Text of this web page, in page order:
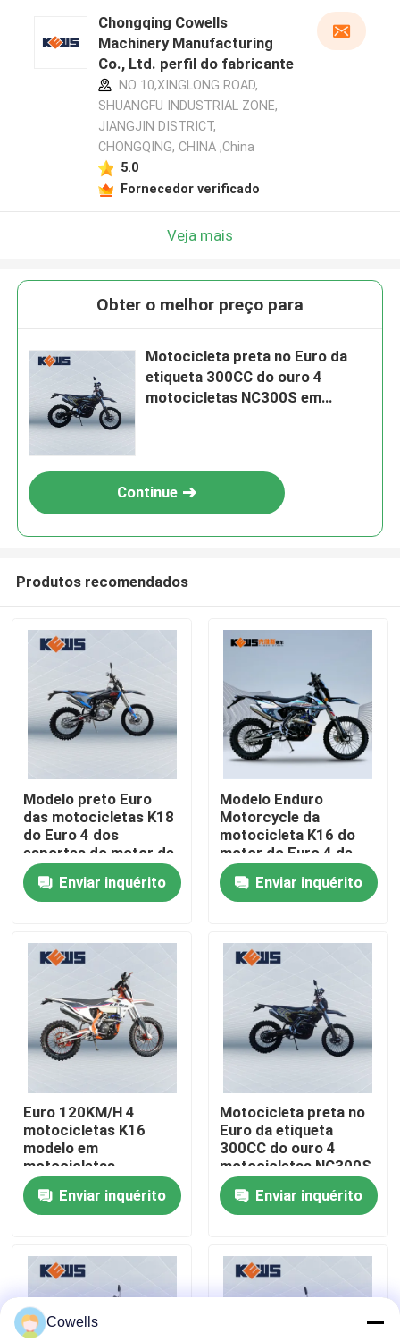
Casa
Produtos
Excursão da fábrica
Controle da qualidade
Contacte-nos
Blogue
4 motocicletas de Enduro do curso
Duas motocicletas de Enduro do curso
Motocicletas da reunião
Chongqing Cowells
Machinery Manufacturing
Co., Ltd. perfil do fabricante
NO 10,XINGLONG ROAD,
SHUANGFU INDUSTRIAL ZONE,
JIANGJIN DISTRICT,
CHONGQING, CHINA ,China
5.0
Fornecedor verificado
Veja mais
Obter o melhor preço para
Motocicleta preta no Euro da
etiqueta 300CC do ouro 4
motocicletas NC300S em
Continue
Produtos recomendados
Modelo preto Euro
das motocicletas K18
do Euro 4 dos
esportes do motor de
CB250-F 4 bicicletas
Enviar inquérito
Modelo Enduro
Motorcycle da
motocicleta K16 do
motor do Euro 4 de
Kews NC250
Enviar inquérito
Euro 120KM/H 4
motocicletas K16
modelo em
motocicletas
europeias do estilo do
motor NC250
Enviar inquérito
Motocicleta preta no
Euro da etiqueta
300CC do ouro 4
motocicletas NC300S
em bicicletas da
sujeira da estrada
Enviar inquérito
Cowells